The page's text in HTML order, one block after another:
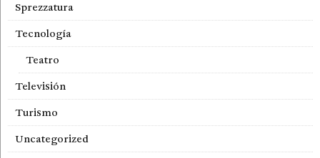
Sprezzatura
Tecnología
Teatro
Televisión
Turismo
Uncategorized